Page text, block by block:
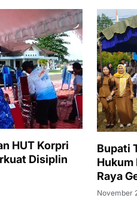
HUT Korpri
Disiplin
Bupati
Hukum
Raya
Tiga
November